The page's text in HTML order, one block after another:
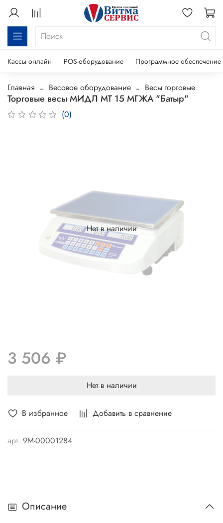
Кассы онлайн POS-оборудование Программное обеспечение
Главная Весовое оборудование Весы торговые
Торговые весы МИДЛ МТ 15 МГЖА "Батыр"
(0)
В избранное Добавить в сравнение
арт. 9М-00001284
Нет в наличии
3 506 ₽
Нет в наличии
Описание